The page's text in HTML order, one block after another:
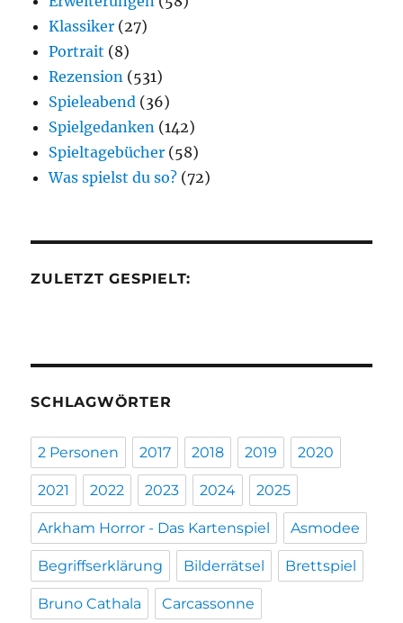
Klassiker (27)
Portrait (8)
Rezension (531)
Spieleabend (36)
Spielgedanken (142)
Spieltagebücher (58)
Was spielst du so? (72)
ZULETZT GESPIELT:
SCHLAGWÖRTER
2 Personen 2017 2018 2019 2020
2021 2022 2023 2024 2025
Arkham Horror - Das Kartenspiel Asmodee
Begriffserklärung Bilderrätsel Brettspiel
Bruno Cathala Carcassonne